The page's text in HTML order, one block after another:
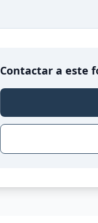
Contactar a este